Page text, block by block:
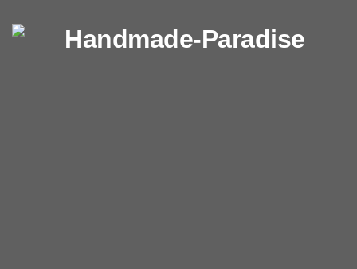
Перейти к содержимому